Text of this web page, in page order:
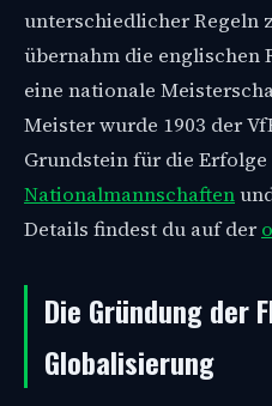
unterschiedlicher Regeln
übernahm die englischen
eine nationale
Meister wurde 1903 der
Grundstein für die
Nationalmannschaften
Details findest du auf der
Die Gründung der
Globalisierung